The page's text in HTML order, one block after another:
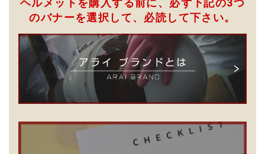
ヘルメットを購入する前に、必ず下記の3つ
のバナーを選択して、 必読して下さい。